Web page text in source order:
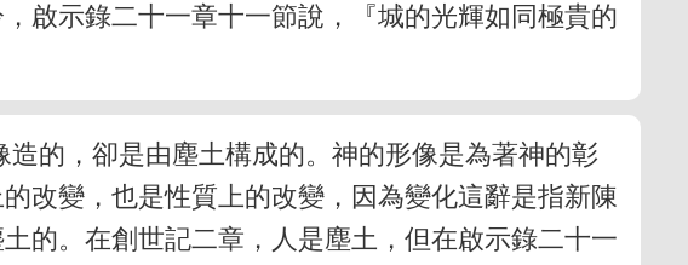
啟示錄二十一章十一節說，『城的光輝如同極貴的
的，卻是由塵土構成的。神的形像是為著神的彰
改變，也是性質上的改變，因為變化這辭是指新陳
的。在創世記二章，人是塵土，但在啟示錄二十一